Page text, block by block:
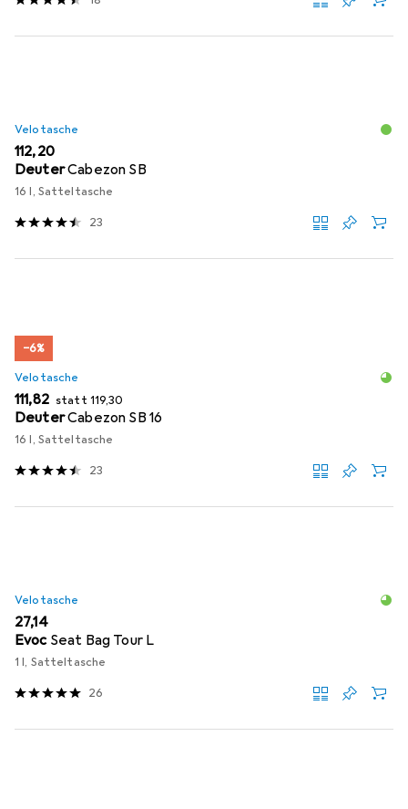
Velotasche
EUR
112,20
DeuterCabezon SB
16 l, Satteltasche
23
−6%
Velotasche
EUR
111,82 statt EUR
119,30
DeuterCabezon SB 16
16 l, Satteltasche
23
Velotasche
EUR
27,14
Evoc Seat Bag Tour L
1 l, Satteltasche
26